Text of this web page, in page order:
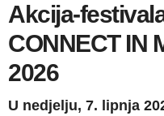
Akcija-
CONNECT IN
2026
U nedjelju, 7. lipnja